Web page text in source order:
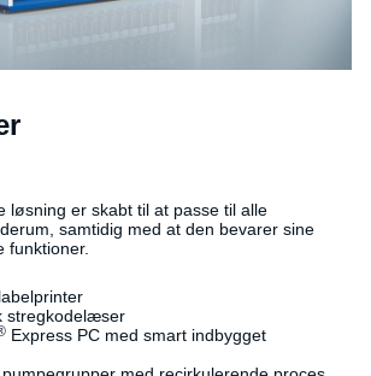
løsning er skabt til at passe til alle
samtidig med at den bevarer sine
funktioner.
stregkodelæser
Express PC med smart indbygget